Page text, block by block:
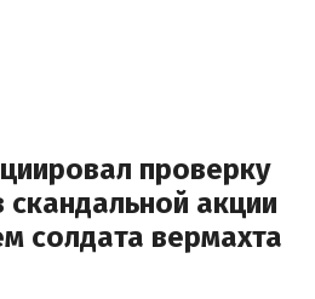
проверку
скандальной акции
солдата вермахта